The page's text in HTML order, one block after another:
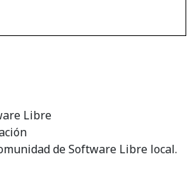
Libre
de Software Libre local.